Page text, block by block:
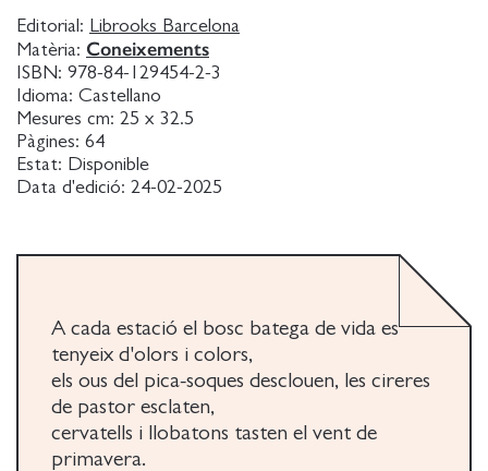
Además, los acabados son de gran calidad y el
diseño cuidado acaban de configurar una
publicación-objeto que enamorará no solo a las
criaturas, sino que también a los adultos.
Editorial: Librooks Barcelona
Matèria: Coneixements
ISBN: 978-84-129454-2-3
Idioma: Castellano
Mesures cm: 25 x 32.5
Pàgines: 64
Estat: Disponible
Data d'edició: 24-02-2025
A cada estació el bosc batega de vida es
tenyeix d'olors i colors,
els ous del pica-soques desclouen, les cireres
de pastor esclaten,
cervatells i llobatons tasten el vent de
primavera.